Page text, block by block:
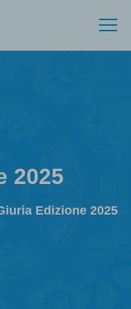
2025
Edizione 2025